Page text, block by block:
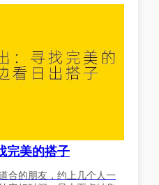
完美的搭子
合的朋友，约上几个人一